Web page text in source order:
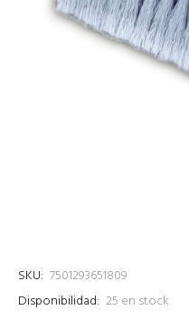
SKU: 7501293651809
Disponibilidad: 25 en stock